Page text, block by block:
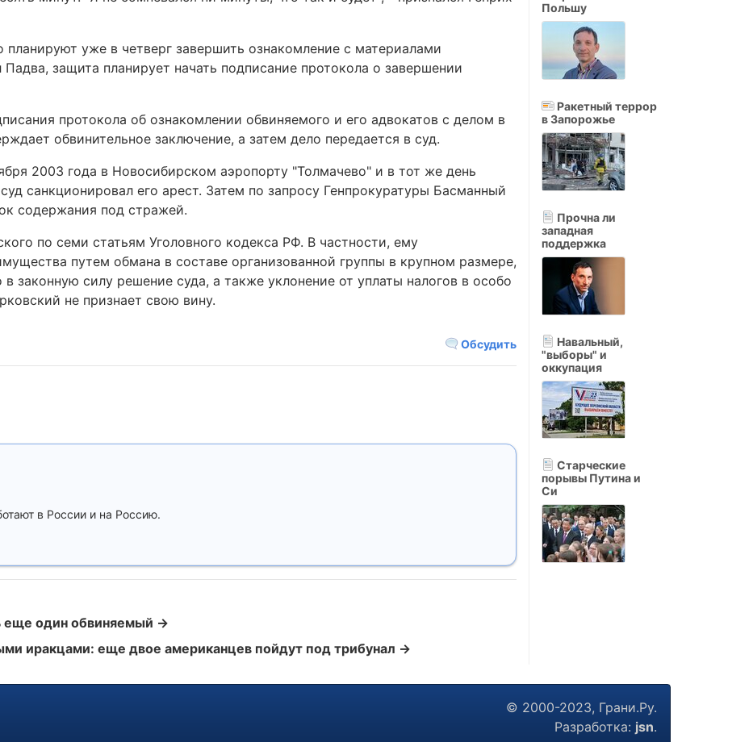
уже в четверг завершить ознакомление с материалами
защита планирует начать подписание протокола о завершении
протокола об ознакомлении обвиняемого и его адвокатов с делом в
обвинительное заключение, а затем дело передается в суд.
2003 года в Новосибирском аэропорту "Толмачево" и в тот же день
санкционировал его арест. Затем по запросу Генпрокуратуры Басманный
содержания под стражей.
по семи статьям Уголовного кодекса РФ. В частности, ему
путем обмана в составе организованной группы в крупном размере,
законную силу решение суда, а также уклонение от уплаты налогов в особо
не признает свою вину.
Обсудить
в России и на Россию.
еще один обвиняемый →
иракцами: еще двое американцев пойдут под трибунал →
Польшу
Ракетный террор
в Запорожье
Прочна ли
западная
поддержка
Навальный,
"выборы" и
оккупация
Старческие
порывы Путина и
Си
© 2000-2023, Грани.Ру.
Разработка: jsn.